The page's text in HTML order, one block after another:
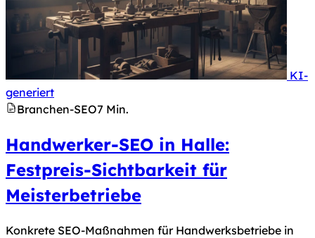
KI-
generiertHinweis nach Art. 50 KI-Verordnung: Dieses
Branchen-SEO7 Min.
Handwerker-SEO in Halle:
Festpreis-Sichtbarkeit für
Meisterbetriebe
Konkrete SEO-Maßnahmen für Handwerksbetriebe in